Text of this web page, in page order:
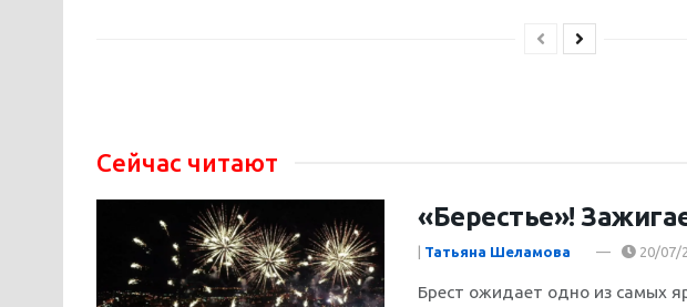
Сейчас читают
«Берестье»!
| Татьяна Шеламова 20/07/
Брест ожидает одно из самых